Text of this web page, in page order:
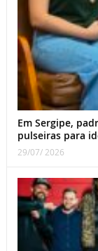
Em Sergipe,
pulseiras para
29/07/ 2026